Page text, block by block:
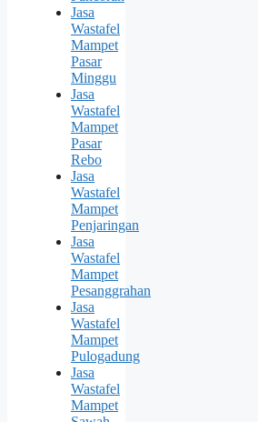
Jasa
Wastafel
Mampet
Pasar
Minggu
Jasa
Wastafel
Mampet
Pasar
Rebo
Jasa
Wastafel
Mampet
Penjaringan
Jasa
Wastafel
Mampet
Pesanggrahan
Jasa
Wastafel
Mampet
Pulogadung
Jasa
Wastafel
Mampet